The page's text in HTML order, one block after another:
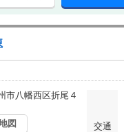
市八幡西区折尾４
図
交通